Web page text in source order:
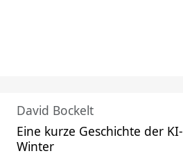
David Bockelt
Eine kurze Geschichte der KI-
Winter